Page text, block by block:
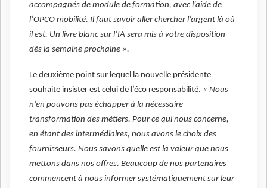
accompagnés de module de formation, avec l’aide de
l’OPCO mobilité. Il faut savoir aller chercher l’argent là où
il est. Un livre blanc sur l’IA sera mis à votre disposition
dès la semaine prochaine ».
Le deuxième point sur lequel la nouvelle présidente
souhaite insister est celui de l’éco responsabilité. « Nous
n’en pouvons pas échapper à la nécessaire
transformation des métiers. Pour ce qui nous concerne,
en étant des intermédiaires, nous avons le choix des
fournisseurs. Nous savons quelle est la valeur que nous
mettons dans nos offres. Beaucoup de nos partenaires
commencent à nous informer systématiquement sur leur